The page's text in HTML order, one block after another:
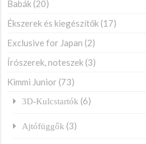
Babák (20)
Ékszerek és kiegészítők (17)
Exclusive for Japan (2)
Írószerek, noteszek (3)
Kimmi Junior (73)
3D-Kulcstartók (6)
Ajtófüggők (3)